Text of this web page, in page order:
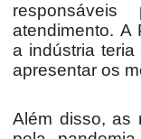
atendimento. A
a indústria
apresentar os
Além disso, as